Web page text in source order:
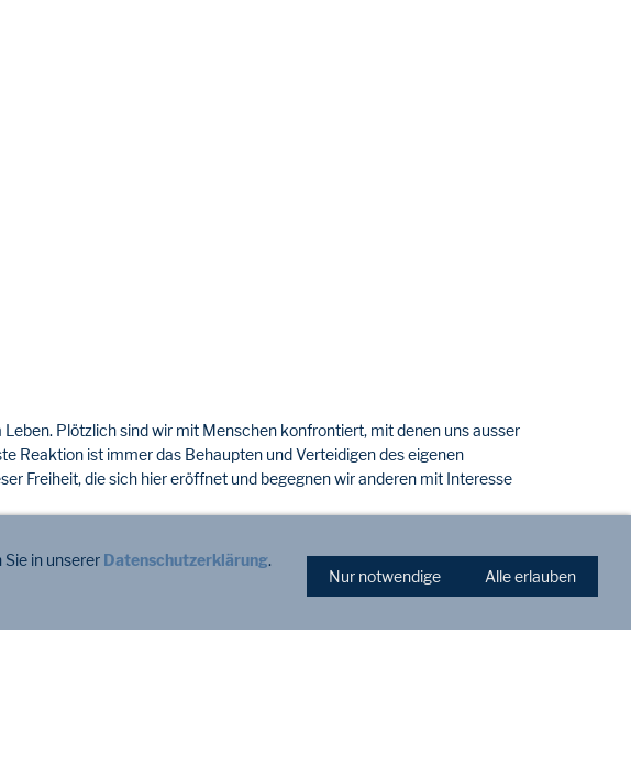
Plötzlich sind wir mit Menschen konfrontiert, mit denen uns ausser
Reaktion ist immer das Behaupten und Verteidigen des eigenen
Freiheit, die sich hier eröffnet und begegnen wir anderen mit Interesse
denken Sie daran, dass Sie viele Mitleser haben und für die sollen Sie
in unserer Datenschutzerklärung.
Nur notwendige Alle erlauben